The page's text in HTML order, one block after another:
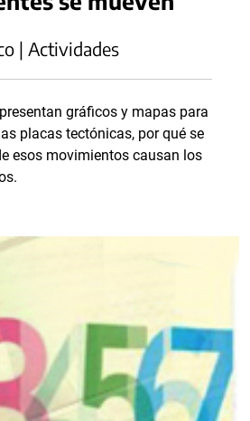
| Actividades
gráficos y mapas para
placas tectónicas, por qué se
esos movimientos causan los